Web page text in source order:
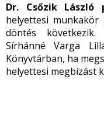
Dr. Csőzik László
helyettesi munkakör
döntés következik.
Sírhánné Varga
Könyvtárban, ha
helyettesi megbízást